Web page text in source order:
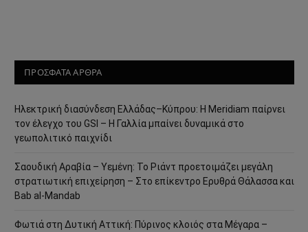
ΠΡΟΣΦΑΤΑ ΑΡΘΡΑ
Ηλεκτρική διασύνδεση Ελλάδας–Κύπρου: Η Meridiam παίρνει
τον έλεγχο του GSI – Η Γαλλία μπαίνει δυναμικά στο
γεωπολιτικό παιχνίδι
Σαουδική Αραβία – Υεμένη: Το Ριάντ προετοιμάζει μεγάλη
στρατιωτική επιχείρηση – Στο επίκεντρο Ερυθρά Θάλασσα και
Bab al-Mandab
Φωτιά στη Δυτική Αττική: Πύρινος κλοιός στα Μέγαρα –